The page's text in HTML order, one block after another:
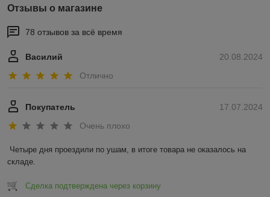
Отзывы о магазине
78 отзывов за всё время
20.08.2024
Василий
Отлично
17.07.2024
Покупатель
Очень плохо
Четыре дня проездили по ушам, в итоге товара не оказалось на
складе.
Сделка подтверждена через корзину